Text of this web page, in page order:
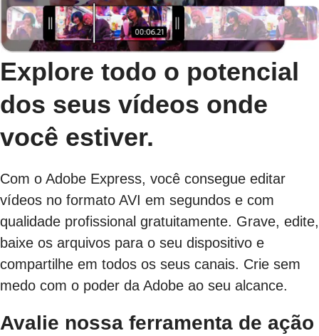
Explore todo o potencial
dos seus vídeos onde
você estiver.
Com o Adobe Express, você consegue editar
vídeos no formato AVI em segundos e com
qualidade profissional gratuitamente. Grave, edite,
baixe os arquivos para o seu dispositivo e
compartilhe em todos os seus canais. Crie sem
medo com o poder da Adobe ao seu alcance.
Avalie nossa ferramenta de ação